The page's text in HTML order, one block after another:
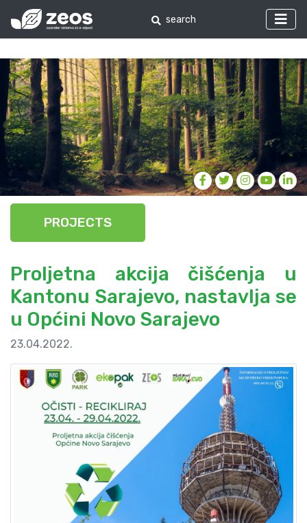
PROJECTS
Proljetna akcija čišćenja u
Kantonu Sarajevo, nastavlja se
u Općini Novo Sarajevo
23.04.2022.